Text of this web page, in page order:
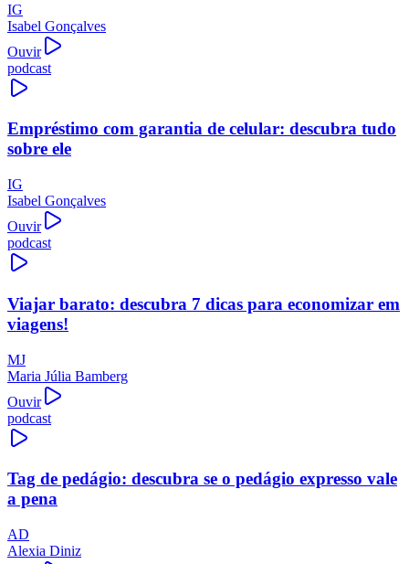
IG
Isabel Gonçalves
Ouvir
podcast
Empréstimo com garantia de celular: descubra tudo
sobre ele
IG
Isabel Gonçalves
Ouvir
podcast
Viajar barato: descubra 7 dicas para economizar em
viagens!
MJ
Maria Júlia Bamberg
Ouvir
podcast
Tag de pedágio: descubra se o pedágio expresso vale
a pena
AD
Alexia Diniz